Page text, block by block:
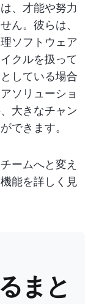
、才能や努力
ん。彼らは、
ソフトウェア
クルを扱って
している場合
ソリューショ
大きなチャン
できます。
ームへと変え
能を詳しく見
まと